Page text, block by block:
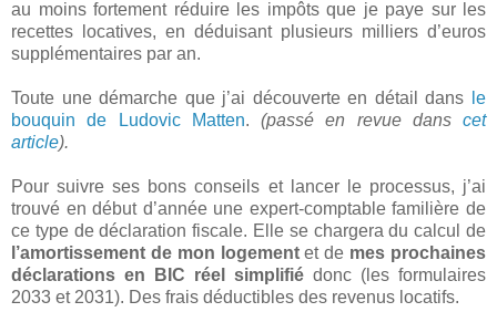
au moins fortement réduire les impôts que je paye sur les
recettes locatives, en déduisant plusieurs milliers d’euros
supplémentaires par an.
Toute une démarche que j’ai découverte en détail dans
le
bouquin de Ludovic Matten. (passé en revue dans cet
article).
Pour suivre ses bons conseils et lancer le processus, j’ai
trouvé en début d’année une expert-comptable familière de
ce type de déclaration fiscale. Elle se chargera du calcul de
l’amortissement de mon logementet de mes prochaines
déclarations en BIC réel simplifié donc (les formulaires
2033 et 2031). Des frais déductibles des revenus locatifs.